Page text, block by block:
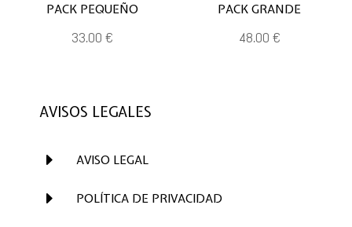
PACK PEQUEÑO
33,00€
PACK GRANDE
48,00 €
AVISOS LEGALES
E AVISO LEGAL
E POLÍTICA DE PRIVACIDAD